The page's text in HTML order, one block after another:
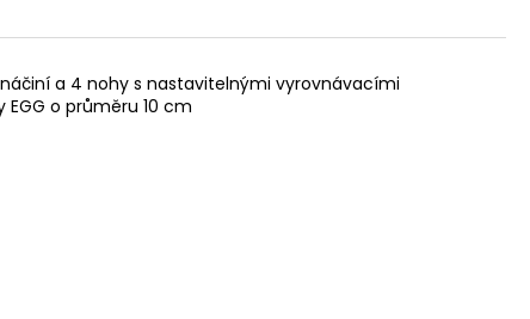
a 4 nohy s nastavitelnými vyrovnávacími
o průměru 10 cm